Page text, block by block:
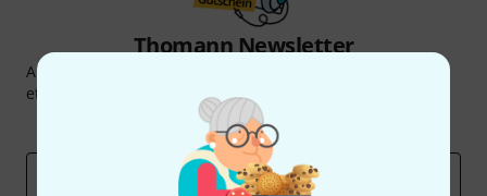
Thomann Newsletter
Abonniere den Thomann Newsletter und gewinne mit
etwas Glück einen von
50 Gutscheinen
Inspirierende Beiträge
Deals